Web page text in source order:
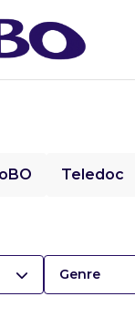
Teledoc
Genre